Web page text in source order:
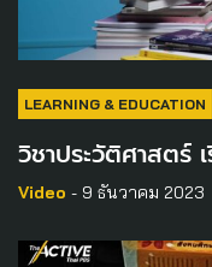
LEARNING & EDUCATION
วิชาประวัติศาสตร์
Video - 9 ธันวาคม 2023